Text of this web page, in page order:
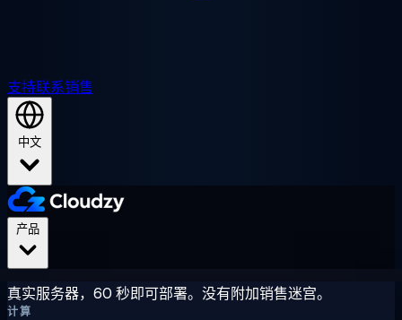
支持联系销售
中文
真实服务器，60 秒即可部署。没有附加销售迷宫。
计算